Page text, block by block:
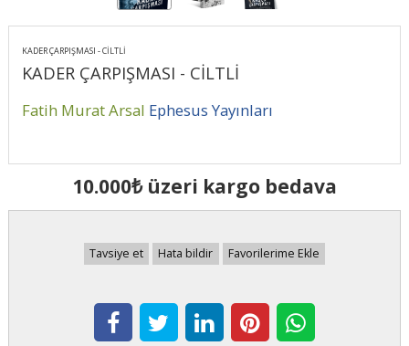
KADER ÇARPIŞMASI - CİLTLİ
KADER ÇARPIŞMASI - CİLTLİ
Fatih Murat Arsal Ephesus Yayınları
10.000₺ üzeri kargo bedava
Tavsiye et Hata bildir Favorilerime Ekle